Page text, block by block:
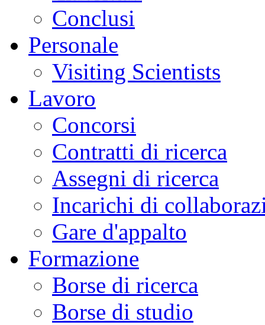
Conclusi
Personale
Visiting Scientists
Lavoro
Concorsi
Contratti di ricerca
Assegni di ricerca
Incarichi di
Gare d'appalto
Formazione
Borse di ricerca
Borse di studio